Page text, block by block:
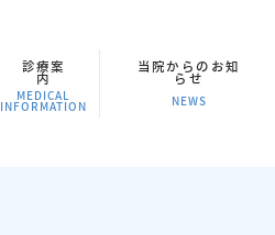
診療案
内
MEDICAL
INFORMATION
当院からのお知
らせ
NEWS